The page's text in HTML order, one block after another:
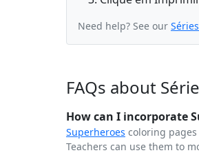
Need help? See our
FAQs about
How can I incorporate
Superheroes coloring
Teachers can use them to